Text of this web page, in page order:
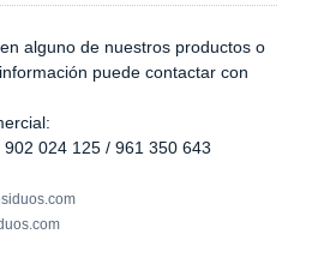
alguno de nuestros productos o
puede contactar con
024 125 / 961 350 643